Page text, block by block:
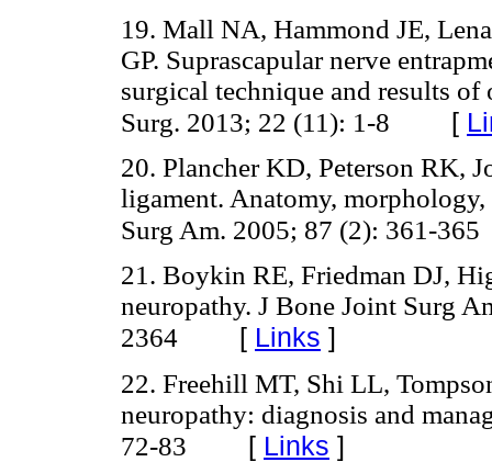
19. Mall NA, Hammond JE,
GP. Suprascapular nerve
surgical technique and results
Surg. 2013; 22 (11): 1-8 [
20. Plancher KD, Peterson RK,
ligament. Anatomy,
Surg Am. 2005; 87 (2): 361-365
21. Boykin RE, Friedman DJ,
neuropathy. J Bone Joint Surg
2364 [ Links ]
22. Freehill MT, Shi LL,
neuropathy: diagnosis and
72-83 [ Links ]